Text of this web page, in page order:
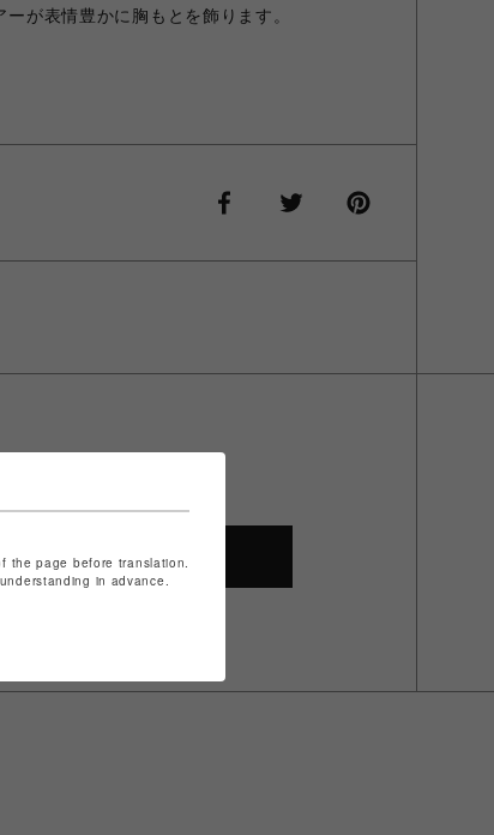
が表情豊かに胸もとを飾ります。
SHOP TOP
the page before translation.
in advance.